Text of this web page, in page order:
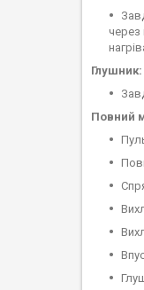
через
Глушник:
Повний